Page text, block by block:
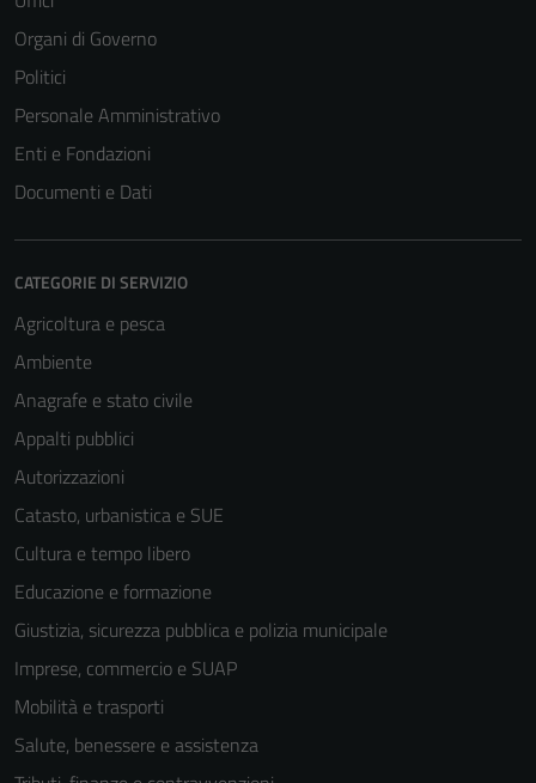
Organi di Governo
Politici
Personale Amministrativo
Enti e Fondazioni
Documenti e Dati
CATEGORIE DI SERVIZIO
Agricoltura e pesca
Ambiente
Anagrafe e stato civile
Appalti pubblici
Autorizzazioni
Catasto, urbanistica e SUE
Cultura e tempo libero
Educazione e formazione
Giustizia, sicurezza pubblica e polizia municipale
Imprese, commercio e SUAP
Mobilità e trasporti
Salute, benessere e assistenza
funzionamento